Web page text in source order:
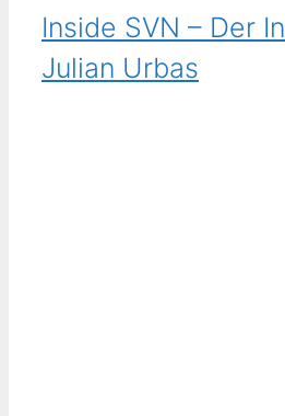
Inside SVN – Der
Julian Urbas